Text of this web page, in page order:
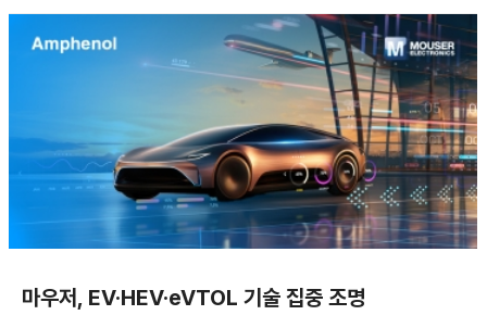
마우저, EV·HEV·eVTOL 기술 집중 조명